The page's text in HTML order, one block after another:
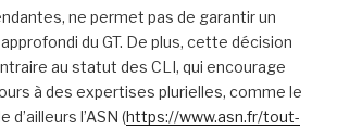
ne permet pas de garantir un
du GT. De plus, cette décision
au statut des CLI, qui encourage
à des expertises plurielles, comme le
d’ailleurs l’ASN (https://www.asn.fr/tout-